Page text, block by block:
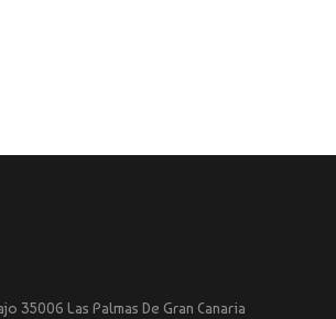
35006 Las Palmas De Gran Canaria